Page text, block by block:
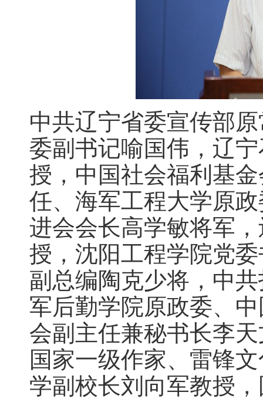
中共辽宁省委宣传部
委副书记喻国伟，辽
授，中国社会福利基
任、海军工程大学原
进会会长高学敏将军
授，沈阳工程学院党
副总编陶克少将，中
军后勤学院原政委、
会副主任兼秘书长李
国家一级作家、雷锋
学副校长刘向军教授